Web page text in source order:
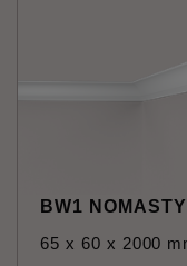
BW1
65 x 60 x 2000